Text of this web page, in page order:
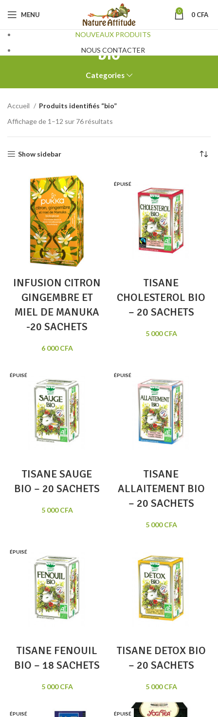
MENU 0 0 CFA
NOUVEAUX PRODUITS
NOUS CONTACTER
bio
Categories
Accueil
Produits identifiés “bio”
Affichage de 1–12 sur 76 résultats
Show sidebar
INFUSION CITRON
GINGEMBRE ET
MIEL DE MANUKA
-20 SACHETS
6 000CFA
ÉPUISÉ
TISANE
CHOLESTEROL BIO
– 20 SACHETS
5 000CFA
ÉPUISÉ
TISANE SAUGE
BIO – 20 SACHETS
5 000CFA
ÉPUISÉ
TISANE
ALLAITEMENT BIO
– 20 SACHETS
5 000CFA
ÉPUISÉ
TISANE FENOUIL
BIO – 18 SACHETS
5 000CFA
TISANE DETOX BIO
– 20 SACHETS
5 000CFA
ÉPUISÉ ÉPUISÉ